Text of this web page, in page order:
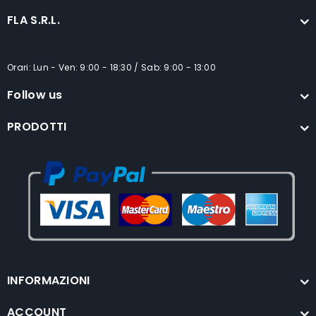
FLA S.R.L.
Orari: Lun - Ven: 9:00 - 18:30 / Sab: 9:00 - 13:00
Follow us
PRODOTTI
INFORMAZIONI
ACCOUNT